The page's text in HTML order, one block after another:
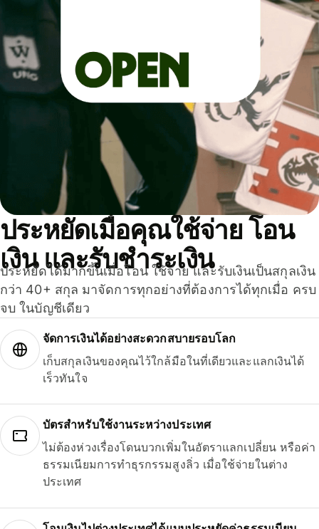
ประหยัดเมื่อคุณใช้จ่าย โอน
เงิน และรับชำระเงิน
ประหยัดได้มากขึ้นเมื่อโอน ใช้จ่าย และรับเงินเป็นสกุลเงิน
กว่า 40+ สกุล มาจัดการทุกอย่างที่ต้องการได้ทุกเมื่อ ครบ
จบ ในบัญชีเดียว
จัดการเงินได้อย่างสะดวกสบายรอบโลก
เก็บสกุลเงินของคุณไว้ใกล้มือในที่เดียวและแลกเงินได้
เร็วทันใจ
บัตรสำหรับใช้งานระหว่างประเทศ
ไม่ต้องห่วงเรื่องโดนบวกเพิ่มในอัตราแลกเปลี่ยน หรือค่า
ธรรมเนียมการทำธุรกรรมสูงลิ่ว เมื่อใช้จ่ายในต่าง
ประเทศ